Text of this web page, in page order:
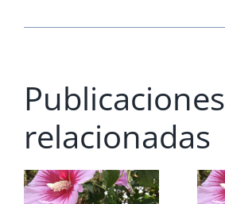
Publicaciones
relacionadas